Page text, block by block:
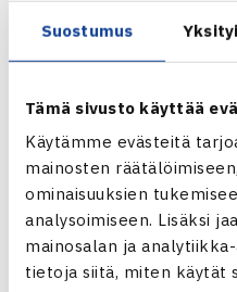
Suostumus
Tämä sivusto käyttää
Käytämme evästeitä
mainosten
ominaisuuksien
analysoimiseen. Lisäksi
mainosalan ja
tietoja siitä, miten käytät
Koulutukset
la 29.9. klo 11-16, Talin
aikaan käynnissä 21-v
la 6.10 klo 11-16 Jarkko
Samaan aikaan